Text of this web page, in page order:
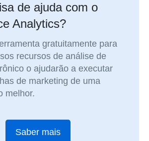
de ajuda com o
Analytics?
gratuitamente para
recursos de análise de
o ajudarão a executar
de marketing de uma
melhor.
Saber mais